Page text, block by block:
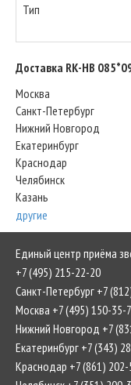
Тип
Доставка RK-HB
Москва
Санкт-Петербург
Нижний Новгород
Екатеринбург
Краснодар
Челябинск
Казань
другие
Единый центр приёма
+7 (495) 215-22-20
Санкт-Петербург +7
Москва +7 (495) 150-35-
Нижний Новгород +7
Екатеринбург +7 (343)
Краснодар +7 (861)